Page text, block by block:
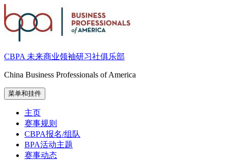
至
内
CBPA 未来商业领袖研习社俱乐部
China Business Professionals of America
菜单和挂件
主页
赛事规则
CBPA报名/组队
BPA活动主题
赛事动态